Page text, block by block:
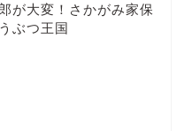
が大変！さかがみ家保
ぶつ王国